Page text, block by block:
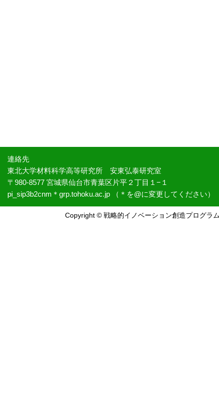
連絡先
東北大学材料科学高等研究所 安東弘泰研究室
〒980-8577 宮城県仙台市青葉区片平２丁目１−１
pi_sip3b2cnm＊grp.tohoku.ac.jp （＊を@に変更してください）
Copyright © 戦略的イノベーション創造プログラ